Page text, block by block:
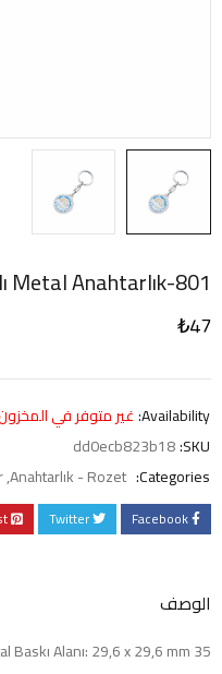
801-KHL Krom Çift Taraflı Metal Anahtarlık
₺47
Availability: غير متوفر في
SKU:
dd0ecb823b18
Categories:
Anahtarlık - Rozet
,
Facebook
Twitter
الوصف
35 x 39 mm Dijital Baskı Alanı: 29,6 x 29,6 mm